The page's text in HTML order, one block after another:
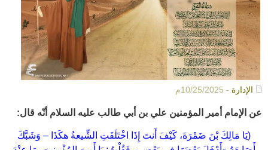
الإدارة - 10/25/2025م
عن الإمام أمير المؤمنين علي بن أبي طالب عليه السلام أنّه قال:
(يَا مَالِكَ بْنَ ضَمْرَةَ، كَيْفَ أَنتَ إِذَا اخْتَلَفَتِ الشِّيعةُ هكَذَا – وَشَبَّكَ